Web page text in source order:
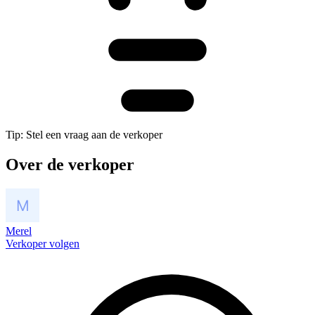
Tip: Stel een vraag aan de verkoper
Over de verkoper
Merel
Verkoper volgen